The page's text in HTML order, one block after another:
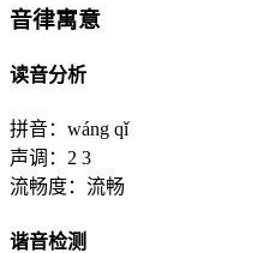
音律寓意
读音分析
拼音： wáng qǐ
声调： 2 3
流畅度： 流畅
谐音检测